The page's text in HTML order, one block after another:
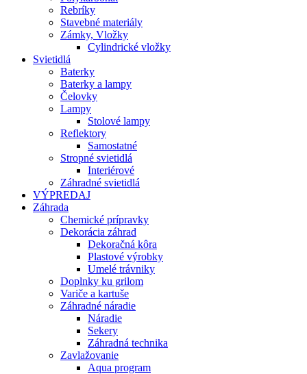
Rebríky
Stavebné materiály
Zámky, Vložky
Cylindrické vložky
Svietidlá
Baterky
Baterky a lampy
Čelovky
Lampy
Stolové lampy
Reflektory
Samostatné
Stropné svietidlá
Interiérové
Záhradné svietidlá
VÝPREDAJ
Záhrada
Chemické prípravky
Dekorácia záhrad
Dekoračná kôra
Plastové výrobky
Umelé trávniky
Doplnky ku grilom
Variče a kartuše
Záhradné náradie
Náradie
Sekery
Záhradná technika
Zavlažovanie
Aqua program